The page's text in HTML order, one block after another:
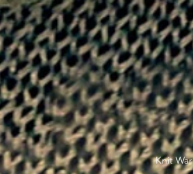
Knit